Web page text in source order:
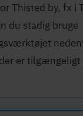
Thisted by, fx i
du stadig bruge
er tilgængeligt